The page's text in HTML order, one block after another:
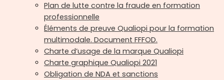
Plan de lutte contre la fraude en formation
professionnelle
Éléments de preuve Qualiopi pour la formation
multimodale. Document FFFOD.
Charte d’usage de la marque Qualiopi
Charte graphique Qualiopi 2021
Obligation de NDA et sanctions